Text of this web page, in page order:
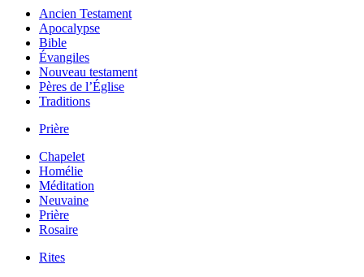
Ancien Testament
Apocalypse
Bible
Évangiles
Nouveau testament
Pères de l’Église
Traditions
Prière
Chapelet
Homélie
Méditation
Neuvaine
Prière
Rosaire
Rites